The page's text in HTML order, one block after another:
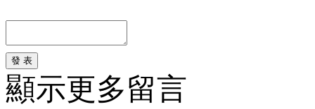
發 表
顯示更多留言